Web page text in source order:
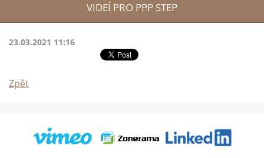
VIDEÍ PRO PPP STEP
23.03.2021 11:16
Zpět